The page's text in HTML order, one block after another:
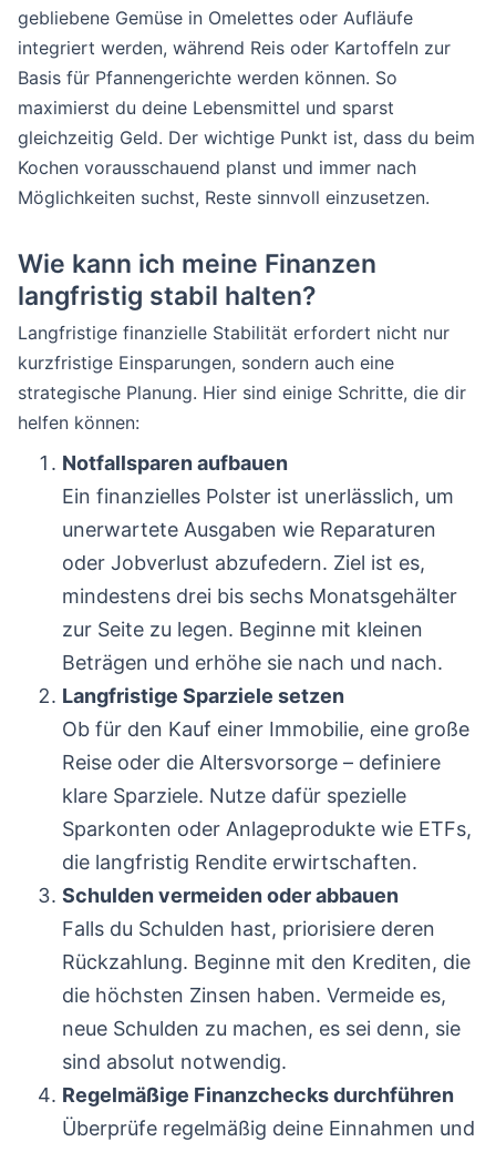
gebliebene Gemüse in Omelettes oder Aufläufe
integriert werden, während Reis oder Kartoffeln zur
Basis für Pfannengerichte werden können. So
maximierst du deine Lebensmittel und sparst
gleichzeitig Geld. Der wichtige Punkt ist, dass du beim
Kochen vorausschauend planst und immer nach
Möglichkeiten suchst, Reste sinnvoll einzusetzen.
Wie kann ich meine Finanzen
langfristig stabil halten?
Langfristige finanzielle Stabilität erfordert nicht nur
kurzfristige Einsparungen, sondern auch eine
strategische Planung. Hier sind einige Schritte, die dir
helfen können:
Notfallsparen aufbauen
Ein finanzielles Polster ist unerlässlich, um
unerwartete Ausgaben wie Reparaturen
oder Jobverlust abzufedern. Ziel ist es,
mindestens drei bis sechs Monatsgehälter
zur Seite zu legen. Beginne mit kleinen
Beträgen und erhöhe sie nach und nach.
Langfristige Sparziele setzen
Ob für den Kauf einer Immobilie, eine große
Reise oder die Altersvorsorge – definiere
klare Sparziele. Nutze dafür spezielle
Sparkonten oder Anlageprodukte wie ETFs,
die langfristig Rendite erwirtschaften.
Schulden vermeiden oder abbauen
Falls du Schulden hast, priorisiere deren
Rückzahlung. Beginne mit den Krediten, die
die höchsten Zinsen haben. Vermeide es,
neue Schulden zu machen, es sei denn, sie
sind absolut notwendig.
Regelmäßige Finanzchecks durchführen
Überprüfe regelmäßig deine Einnahmen und